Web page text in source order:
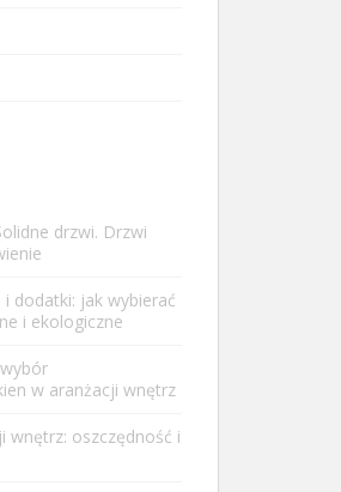
drzwi. Drzwi
dodatki: jak wybierać
i ekologiczne
w aranżacji wnętrz
wnętrz: oszczędność i